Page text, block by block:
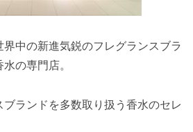
界中の新進気鋭のフレグランスブラ
の専門店。
ランドを多数取り扱う香水のセレ